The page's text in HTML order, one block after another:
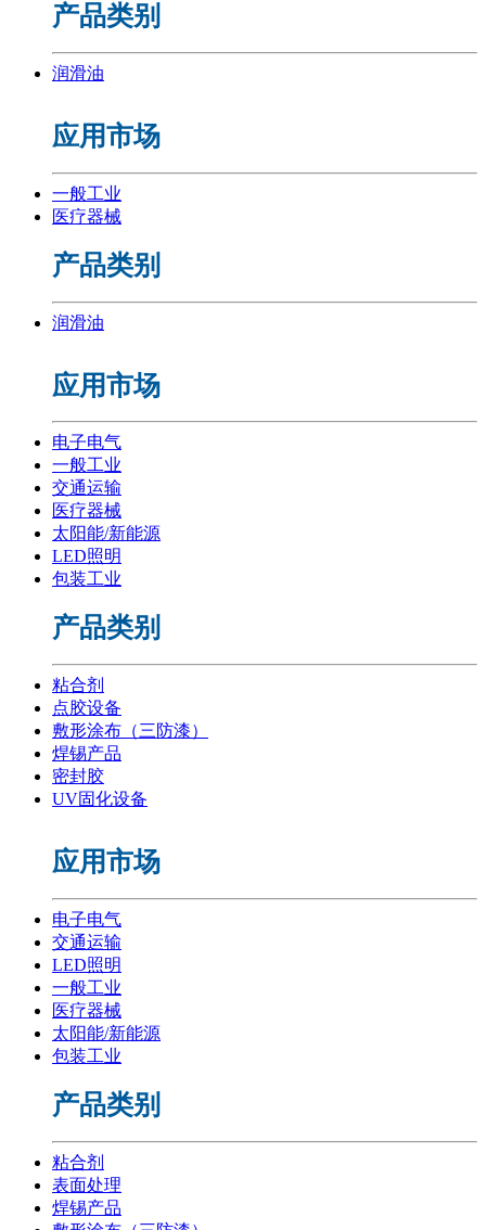
产品类别
润滑油
应用市场
一般工业
医疗器械
产品类别
润滑油
应用市场
电子电气
一般工业
交通运输
医疗器械
太阳能/新能源
LED照明
包装工业
产品类别
粘合剂
点胶设备
敷形涂布（三防漆）
焊锡产品
密封胶
UV固化设备
应用市场
电子电气
交通运输
LED照明
一般工业
医疗器械
太阳能/新能源
包装工业
产品类别
粘合剂
表面处理
焊锡产品